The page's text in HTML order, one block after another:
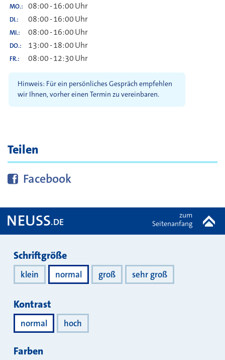
MO. 08:00-16:00Uhr
DI. 08:00-16:00Uhr
MI. 08:00-16:00Uhr
DO. 13:00-18:00Uhr
FR. 08:00-12:30Uhr
Hinweis: Für ein persönliches Gespräch empfehlen
wir Ihnen, vorher einen Termin zu vereinbaren.
Teilen
Diese Seite bei
Facebook
NEUSS.DE
zum
Seitenanfang
Darstellung
Schriftgröße
klein normal groß sehr groß
Kontrast
normal hoch
Farben